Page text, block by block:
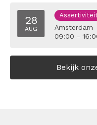
28
AUG
Amsterdam
09:00 -
Bekijk